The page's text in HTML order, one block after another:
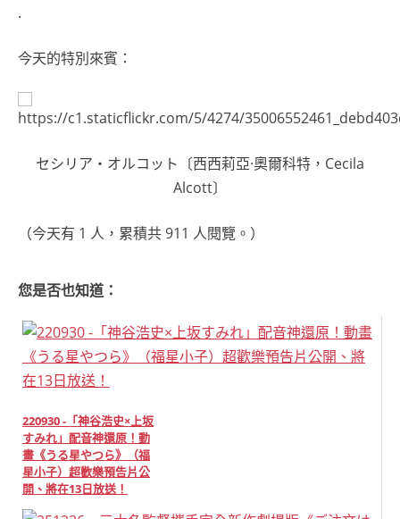
.
今天的特別來賓：
セシリア・オルコット〔西西莉亞·奧爾科特，Cecila
Alcott〕
（今天有 1 人，累積共 911 人閱覽。）
您是否也知道：
220930 -「神谷浩史×上坂
すみれ」配音神還原！動
畫《うる星やつら》（福
星小子）超歡樂預告片公
開、將在13日放送！